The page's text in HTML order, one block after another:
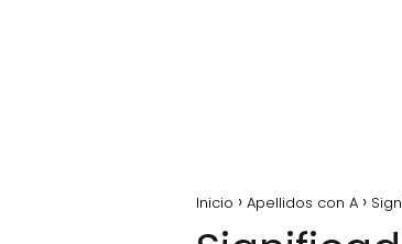
Inicio Apellidos con A